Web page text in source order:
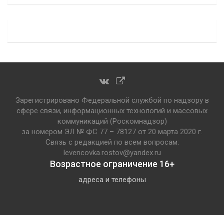
Зарегистрировано Федеральной службой по надзору в
сфере связи, информационных технологий и массовых
коммуникаций (Роскомнадзор)
за номером ЭЛ № ФС 77 – 78127 от 20 марта 2020 г.
Связь с редакцией по всем вопросам:
levencovka.rostov@yandex.ru
Возрастное ограничение 16+
адреса и телефоны